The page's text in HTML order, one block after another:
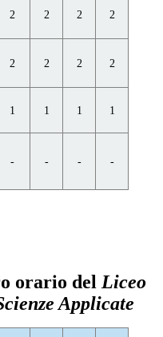
2 2 2 2
2 2 2 2
1 1 1 1
- - - -
orario del Liceo
Applicate